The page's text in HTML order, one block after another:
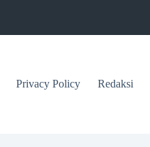
Privacy Policy Redaksi